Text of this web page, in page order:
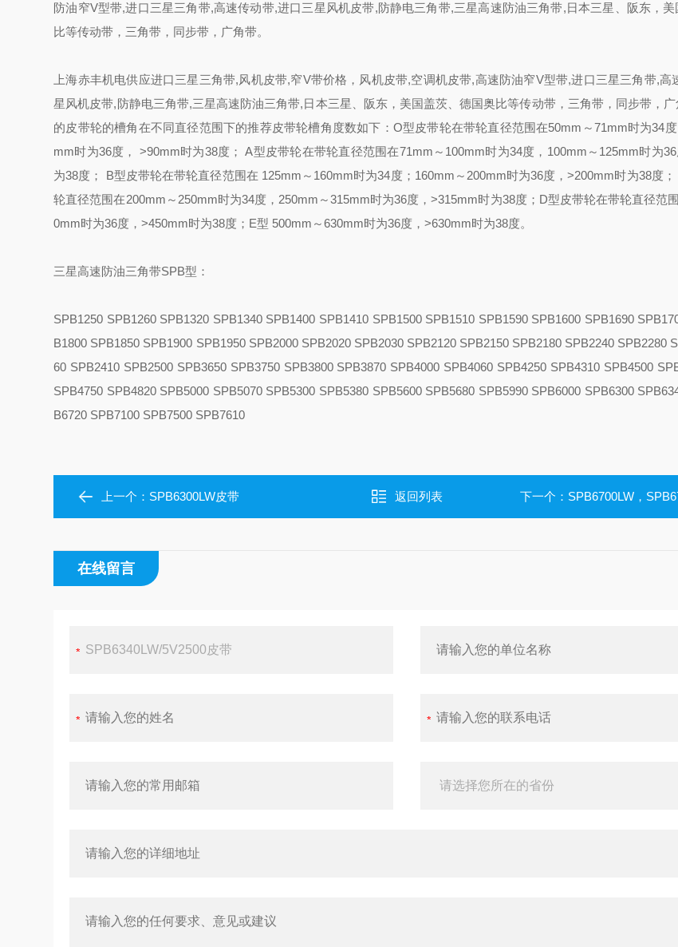
防油窄V型带,进口三星三角带,高速传动带,进口三星风机皮带,防静电三角带,三星高速防油三角带,日本三星、阪东，
比等传动带，三角带，同步带，广角带。
上海赤丰机电供应进口三星三角带,风机皮带,窄V带价格，风机皮带,空调机皮带,高速防油窄V型带,进口三星三角带,高
星风机皮带,防静电三角带,三星高速防油三角带,日本三星、阪东，美国盖茨、德国奥比等传动带，三角带，同步带，
的皮带轮的槽角在不同直径范围下的推荐皮带轮槽角度数如下：O型皮带轮在带轮直径范围在50mm～71mm时为34
mm时为36度， >90mm时为38度； A型皮带轮在带轮直径范围在71mm～100mm时为34度，100mm～125mm时为
为38度； B型皮带轮在带轮直径范围在 125mm～160mm时为34度；160mm～200mm时为36度，>200mm时为38度
轮直径范围在200mm～250mm时为34度，250mm～315mm时为36度，>315mm时为38度；D型皮带轮在带轮直径范
0mm时为36度，>450mm时为38度；E型 500mm～630mm时为36度，>630mm时为38度。
三星高速防油三角带SPB型：
SPB1250 SPB1260 SPB1320 SPB1340 SPB1400 SPB1410 SPB1500 SPB1510 SPB1590 SPB1600 SPB1690
B1800 SPB1850 SPB1900 SPB1950 SPB2000 SPB2020 SPB2030 SPB2120 SPB2150 SPB2180 SPB2240 SPB2280
60 SPB2410 SPB2500 SPB3650 SPB3750 SPB3800 SPB3870 SPB4000 SPB4060 SPB4250 SPB4310 SPB4500
SPB4750 SPB4820 SPB5000 SPB5070 SPB5300 SPB5380 SPB5600 SPB5680 SPB5990 SPB6000 SPB6300
B6720 SPB7100 SPB7500 SPB7610
上一个： SPB6300LW皮带 返回列表 下一个： SPB6700LW，
在线留言